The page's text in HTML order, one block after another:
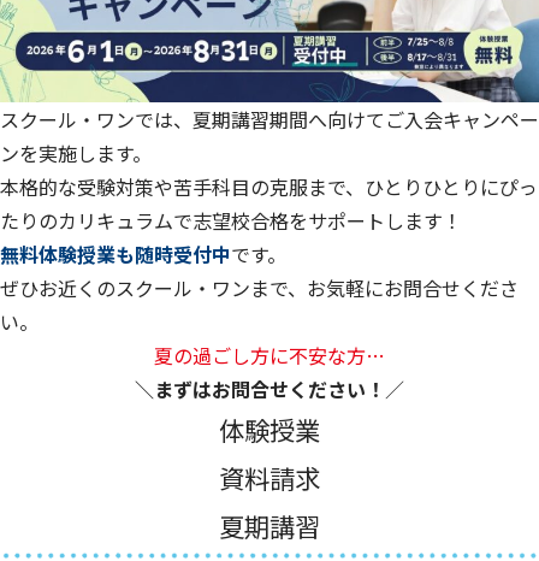
スクール・ワンでは、夏期講習期間へ向けてご入会キャンペー
ンを実施します。
本格的な受験対策や苦手科目の克服まで、ひとりひとりにぴっ
たりのカリキュラムで志望校合格をサポートします！
無料体験授業も随時受付中です。
ぜひお近くのスクール・ワンまで、お気軽にお問合せくださ
い。
夏の過ごし方に不安な方…
＼まずはお問合せください！ ／
体験授業
資料請求
夏期講習